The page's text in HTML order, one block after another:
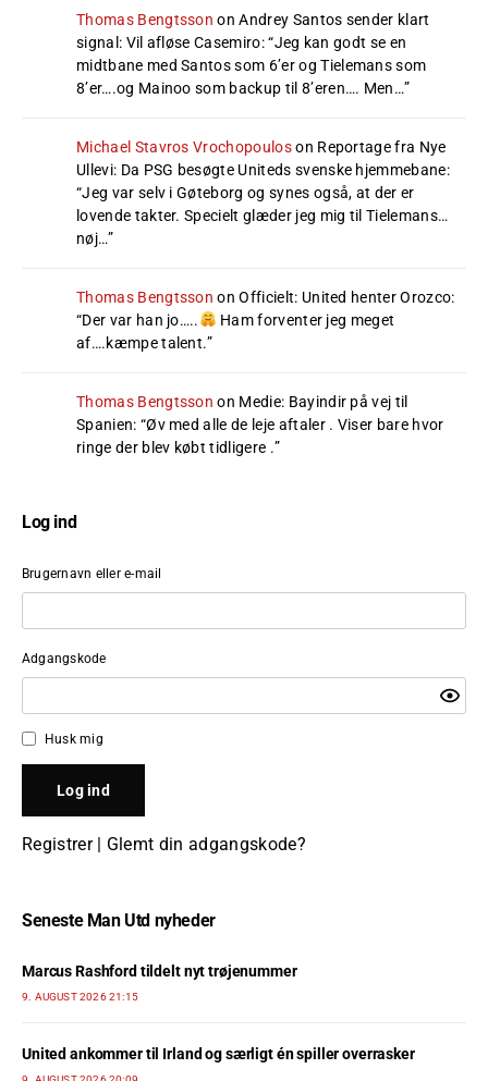
Thomas Bengtsson onAndrey Santos sender klart
signal: Vil afløse Casemiro: “Jeg kan godt se en
midtbane med Santos som 6’er og Tielemans som
8’er….og Mainoo som backup til 8’eren…. Men…”
Michael Stavros Vrochopouloson Reportage fra Nye
Ullevi: Da PSG besøgte Uniteds svenske hjemmebane:
“Jeg var selv i Gøteborg og synes også, at der er
lovende takter. Specielt glæder jeg mig til Tielemans…
nøj…”
Thomas Bengtsson onOfficielt: United henter Orozco:
“Der var han jo…..
Ham forventer jeg meget
af….kæmpe talent.”
Thomas Bengtsson on Medie: Bayindir på vej til
Spanien: “Øv med alle de leje aftaler . Viser bare hvor
ringe der blev købt tidligere .”
Log ind
Brugernavn eller e-mail
Adgangskode
Husk mig
Registrer| Glemt din adgangskode?
Seneste Man Utd nyheder
Marcus Rashford tildelt nyt trøjenummer
9. AUGUST 2026 21:15
United ankommer til Irland og særligt én spiller overrasker